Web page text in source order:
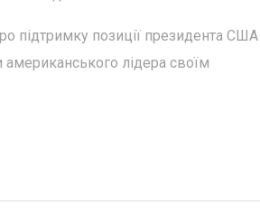
підтримку позиції президента США
лідера своїм